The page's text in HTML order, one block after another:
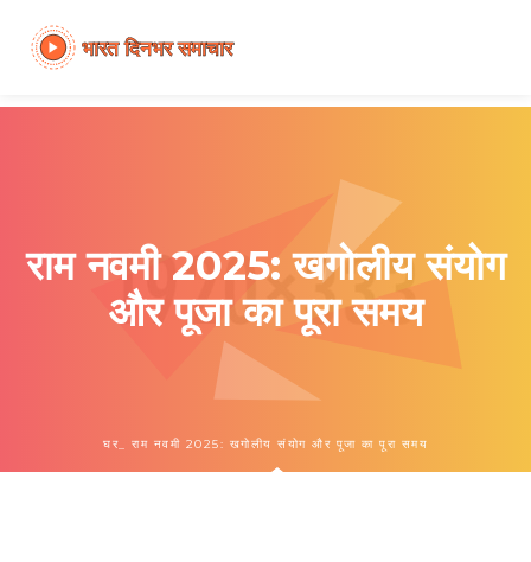
राम नवमी 2025: खगोलीय संयोग
और पूजा का पूरा समय
घर राम नवमी 2025: खगोलीय संयोग और पूजा का पूरा समय